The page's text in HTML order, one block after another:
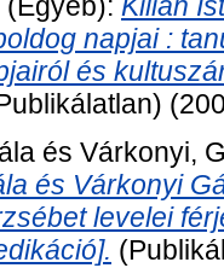
(Egyéb): Kilián
napjai :
és
és Várkonyi,
és Várkonyi
levelei